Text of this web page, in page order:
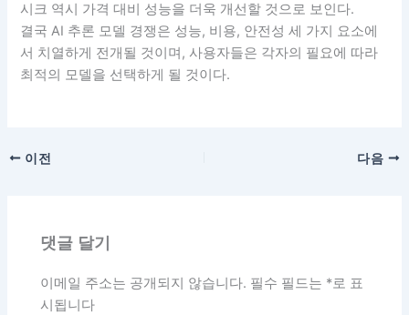
시크 역시 가격 대비 성능을 더욱 개선할 것으로 보인다.
결국 AI 추론 모델 경쟁은 성능, 비용, 안전성 세 가지 요소에
서 치열하게 전개될 것이며, 사용자들은 각자의 필요에 따라
최적의 모델을 선택하게 될 것이다.
이전 다음
댓글 달기
이메일 주소는 공개되지 않습니다. 필수 필드는 *로 표
시됩니다